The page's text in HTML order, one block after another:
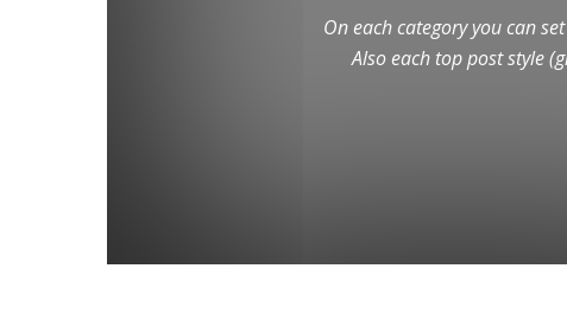
On each category you can
Also each top post style